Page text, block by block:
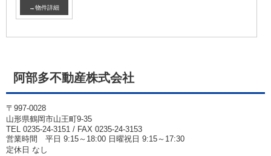
→物件詳細
阿部多不動産株式会社
〒997-0028
山形県鶴岡市山王町9-35
TEL 0235-24-3151 / FAX 0235-24-3153
営業時間 平日 9:15～18:00 日曜祝日 9:15～17:30
定休日 なし